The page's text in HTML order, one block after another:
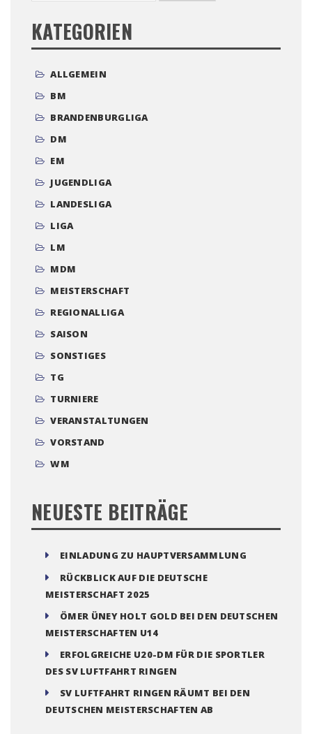
KATEGORIEN
ALLGEMEIN
BM
BRANDENBURGLIGA
DM
EM
JUGENDLIGA
LANDESLIGA
LIGA
LM
MDM
MEISTERSCHAFT
REGIONALLIGA
SAISON
SONSTIGES
TG
TURNIERE
VERANSTALTUNGEN
VORSTAND
WM
NEUESTE BEITRÄGE
EINLADUNG ZU HAUPTVERSAMMLUNG
RÜCKBLICK AUF DIE DEUTSCHE
MEISTERSCHAFT 2025
ÖMER ÜNEY HOLT GOLD BEI DEN DEUTSCHEN
MEISTERSCHAFTEN U14
ERFOLGREICHE U20-DM FÜR DIE SPORTLER
DES SV LUFTFAHRT RINGEN
SV LUFTFAHRT RINGEN RÄUMT BEI DEN
DEUTSCHEN MEISTERSCHAFTEN AB